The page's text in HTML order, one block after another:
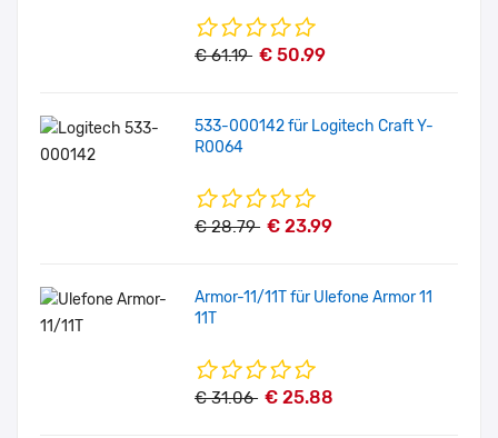
€ 61.19 € 50.99
533-000142 für Logitech Craft Y-
R0064
€ 28.79 € 23.99
Armor-11/11T für Ulefone Armor 11
11T
€ 31.06 € 25.88